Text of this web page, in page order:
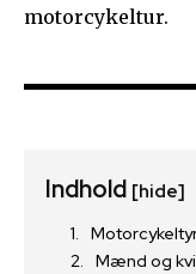
motorcykeltur.
Indhold [hide]
Mænd og